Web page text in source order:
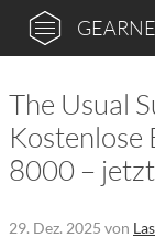
The Usual
Kostenlose
8000 –
29. Dez. 2025 von